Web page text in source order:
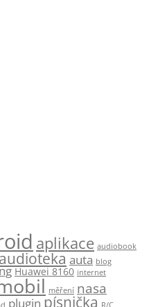
aplikace audiobook
auta blog
Huawei 8160 internet
měření nasa
plugin písnička R/C